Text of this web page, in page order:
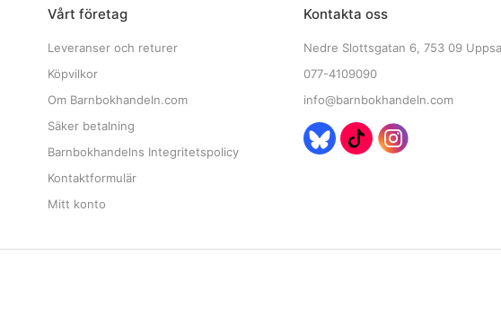
Vårt företag
Leveranser och returer
Köpvilkor
Om Barnbokhandeln.com
Säker betalning
Barnbokhandelns Integritetspolicy
Kontaktformulär
Mitt konto
Kontakta oss
Nedre Slottsgatan 6, 753 09
077-4109090
info@barnbokhandeln.com